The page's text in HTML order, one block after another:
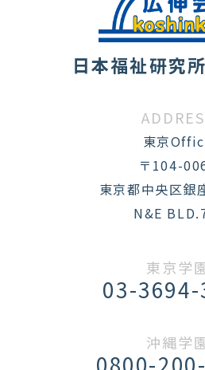
日本福祉研究
東京
〒104-
東京都中央区銀
N&E
東京学
03-3694-
沖縄学